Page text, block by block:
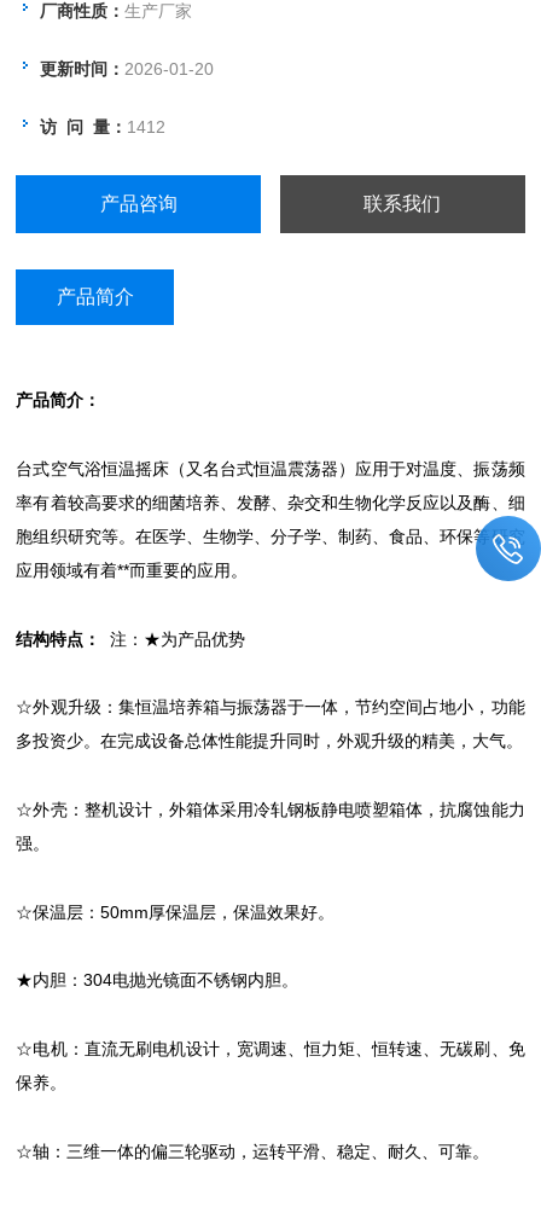
用。
厂商性质：生产厂家
更新时间：2026-01-20
访 问 量： 1412
产品咨询 联系我们
产品简介
产品简介：
台式空气浴恒温摇床（又名台式恒温震荡器）应用于对温度、振荡频
率有着较高要求的细菌培养、发酵、杂交和生物化学反应以及酶、细
胞组织研究等。在医学、生物学、分子学、制药、食品、环保等研究
应用领域有着**而重要的应用。
结构特点： 注：★为产品优势
☆外观升级：集恒温培养箱与振荡器于一体，节约空间占地小，功能
多投资少。在完成设备总体性能提升同时，外观升级的精美，大气。
☆外壳：整机设计，外箱体采用冷轧钢板静电喷塑箱体，抗腐蚀能力
强。
☆保温层：50mm厚保温层，保温效果好。
★内胆：304电抛光镜面不锈钢内胆。
☆电机：直流无刷电机设计，宽调速、恒力矩、恒转速、无碳刷、免
保养。
☆轴：三维一体的偏三轮驱动，运转平滑、稳定、耐久、可靠。